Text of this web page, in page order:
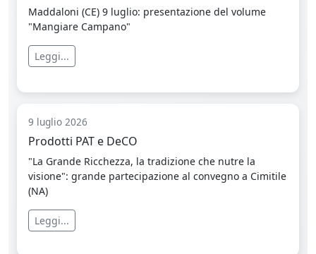
Maddaloni (CE) 9 luglio: presentazione del volume
"Mangiare Campano"
Leggi...
9 luglio 2026
Prodotti PAT e DeCO
"La Grande Ricchezza, la tradizione che nutre la
visione": grande partecipazione al convegno a Cimitile
(NA)
Leggi...